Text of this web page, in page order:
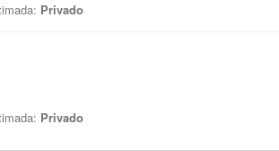
Privado
Privado